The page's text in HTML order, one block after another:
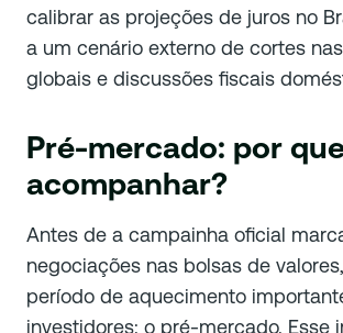
calibrar as projeções de juros no
a um cenário externo de cortes
globais e discussões fiscais
Pré-mercado: por
acompanhar?
Antes de a campainha oficial
negociações nas bolsas de
período de aquecimento
investidores: o pré-mercado. Esse